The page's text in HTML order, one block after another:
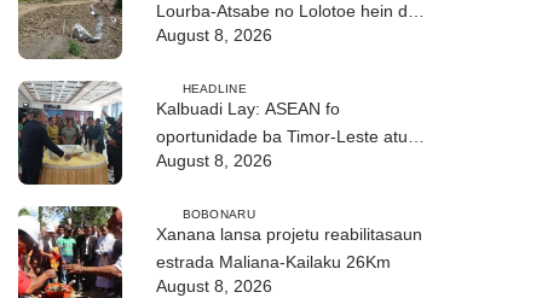
Lourba-Atsabe no Lolotoe hein de’it
vistu tribunál
August 8, 2026
HEADLINE
Kalbuadi Lay: ASEAN fo
oportunidade ba Timor-Leste atu
aselera transformasaun ekonómika
August 8, 2026
BOBONARU
Xanana lansa projetu reabilitasaun
estrada Maliana-Kailaku 26Km
August 8, 2026